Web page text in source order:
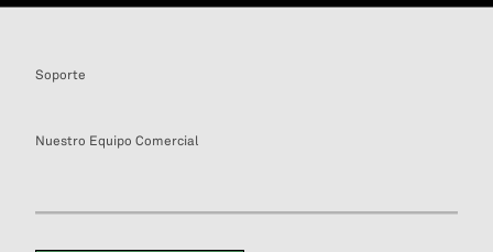
Soporte
Nuestro Equipo Comercial